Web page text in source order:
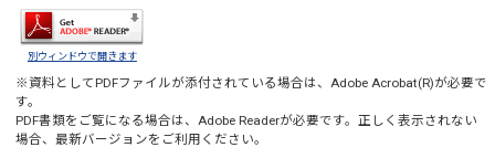
別ウィンドウで開きます
※資料としてPDFファイルが添付されている場合は、 Adobe Acrobat(R)が必要で
す。
PDF書類をご覧になる場合は、 Adobe Readerが必要です。正しく表示されない
場合、最新バージョンをご利用ください。